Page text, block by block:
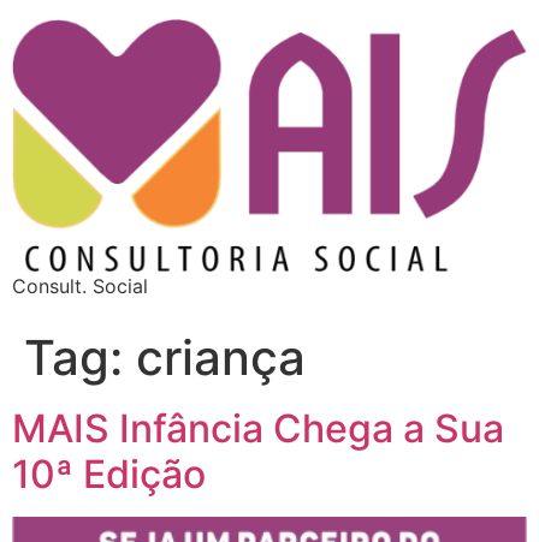
Consult. Social
Tag: criança
MAIS Infância Chega a Sua
10ª Edição